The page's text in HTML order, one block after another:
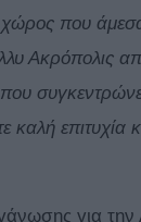
χώρος που
Ακρόπολις
επιτυχία
για την